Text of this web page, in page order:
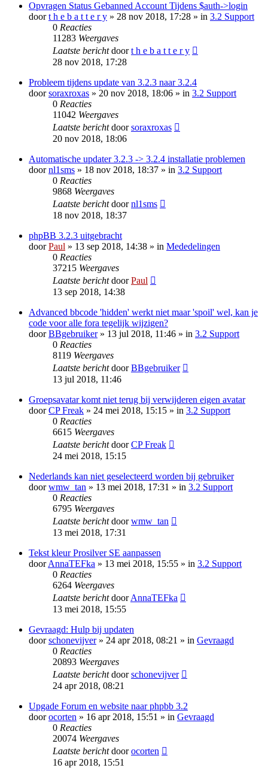
Opvragen Status Gebanned Account Tijdens $auth->login
doort h e b a t t e r y » 28 nov 2018, 17:28 » in 3.2 Support
0 Reacties
11283 Weergaves
Laatste berichtdoort h e b a t t e r y
28 nov 2018, 17:28
Probleem tijdens update van 3.2.3 naar 3.2.4
doorsoraxroxas » 20 nov 2018, 18:06 » in 3.2 Support
0 Reacties
11042 Weergaves
Laatste berichtdoorsoraxroxas
20 nov 2018, 18:06
Automatische updater 3.2.3 -> 3.2.4 installatie problemen
doornl1sms » 18 nov 2018, 18:37 » in 3.2 Support
0 Reacties
9868 Weergaves
Laatste berichtdoornl1sms
18 nov 2018, 18:37
phpBB 3.2.3 uitgebracht
doorPaul » 13 sep 2018, 14:38 » in Mededelingen
0 Reacties
37215 Weergaves
Laatste berichtdoorPaul
13 sep 2018, 14:38
Advanced bbcode 'hidden' werkt niet maar 'spoil' wel, kan je
code voor alle fora tegelijk wijzigen?
doorBBgebruiker» 13 jul 2018, 11:46 » in 3.2 Support
0 Reacties
8119 Weergaves
Laatste berichtdoorBBgebruiker
13 jul 2018, 11:46
Groepsavatar komt niet terug bij verwijderen eigen avatar
doorCP Freak » 24 mei 2018, 15:15 » in 3.2 Support
0 Reacties
6615 Weergaves
Laatste berichtdoorCP Freak
24 mei 2018, 15:15
Nederlands kan niet geselecteerd worden bij gebruiker
doorwmw_tan » 13 mei 2018, 17:31 » in 3.2 Support
0 Reacties
6795 Weergaves
Laatste berichtdoorwmw_tan
13 mei 2018, 17:31
Tekst kleur Prosilver SE aanpassen
doorAnnaTEFka » 13 mei 2018, 15:55 » in 3.2 Support
0 Reacties
6264 Weergaves
Laatste berichtdoorAnnaTEFka
13 mei 2018, 15:55
Gevraagd: Hulp bij updaten
doorschonevijver» 24 apr 2018, 08:21 » in Gevraagd
0 Reacties
20893 Weergaves
Laatste berichtdoorschonevijver
24 apr 2018, 08:21
Upgade Forum en website naar phpbb 3.2
doorocorten » 16 apr 2018, 15:51 » in Gevraagd
0 Reacties
20074 Weergaves
Laatste berichtdoorocorten
16 apr 2018, 15:51